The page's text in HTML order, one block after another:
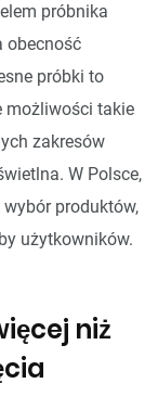
próbnika
obecność
próbki to
możliwości takie
zakresów
W Polsce,
produktów,
użytkowników.
niż